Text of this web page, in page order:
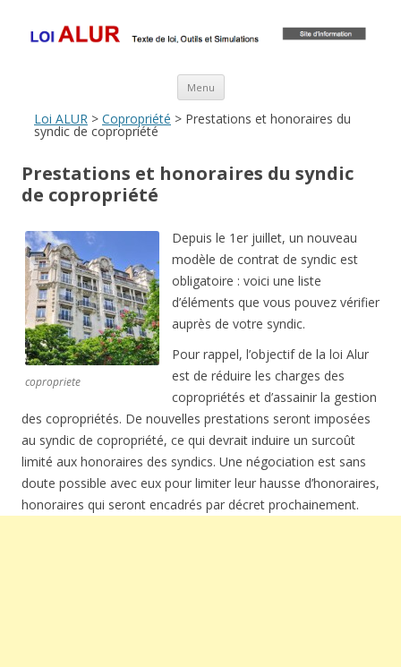
Loi ALUR
ALUR
Menu Aller au contenu principal
Loi ALUR > Copropriété > Prestations et honoraires du
syndic de copropriété
Prestations et honoraires du syndic
de copropriété
copropriete
Depuis le 1er juillet, un nouveau
modèle de contrat de syndic est
obligatoire : voici une liste
d’éléments que vous pouvez vérifier
auprès de votre syndic.
Pour rappel, l’objectif de la loi Alur
est de réduire les charges des
copropriétés et d’assainir la gestion
des copropriétés. De nouvelles prestations seront imposées
au syndic de copropriété, ce qui devrait induire un surcoût
limité aux honoraires des syndics. Une négociation est sans
doute possible avec eux pour limiter leur hausse d’honoraires,
honoraires qui seront encadrés par décret prochainement.